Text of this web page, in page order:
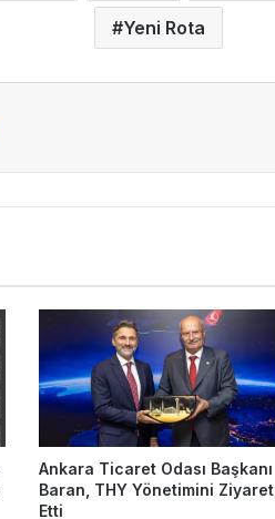
Yeni Rota
Ankara Ticaret Odası Başkanı
Baran, THY Yönetimini Ziyaret
Etti